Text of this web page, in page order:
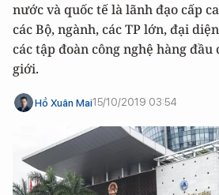
nước và quốc tế là lãnh đạo cấp
các Bộ, ngành, các TP lớn, đại
các tập đoàn công nghệ hàng
giới.
Hồ Xuân Mai15/10/2019 03:54